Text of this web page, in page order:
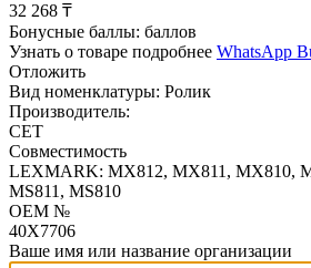
32 268 ₸
Бонусные баллы: баллов
Узнать о товаре подробнее WhatsApp
Отложить
Вид номенклатуры: Ролик
Производитель:
CET
Совместимость
LEXMARK: MX812, MX811, MX810,
MS811, MS810
OEM №
40X7706
Ваше имя или название организации